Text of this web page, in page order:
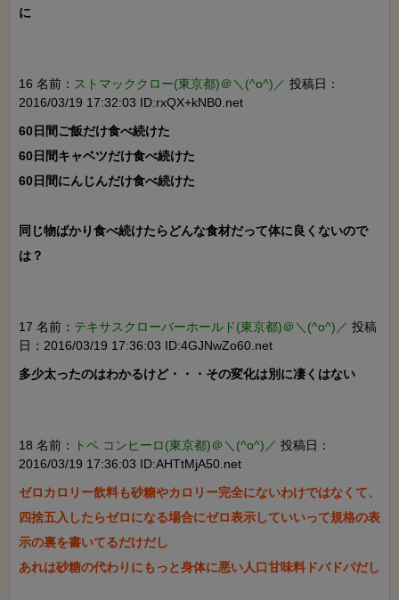
に
16 名前： ストマッククロー(東京都)＠＼(^o^)／ 投稿日：
2016/03/19 17:32:03 ID:rxQX+kNB0.net
60日間ご飯だけ食べ続けた
60日間キャベツだけ食べ続けた
60日間にんじんだけ食べ続けた
同じ物ばかり食べ続けたらどんな食材だって体に良くないので
は？
17 名前： テキサスクローバーホールド(東京都)＠＼(^o^)／ 投稿
日：2016/03/19 17:36:03 ID:4GJNwZo60.net
多少太ったのはわかるけど・・・その変化は別に凄くはない
18 名前： トペ コンヒーロ(東京都)＠＼(^o^)／ 投稿日：
2016/03/19 17:36:03 ID:AHTtMjA50.net
ゼロカロリー飲料も砂糖やカロリー完全にないわけではなくて、
四捨五入したらゼロになる場合にゼロ表示していいって規格の表
示の裏を書いてるだけだし
あれは砂糖の代わりにもっと身体に悪い人口甘味料ドバドバだし